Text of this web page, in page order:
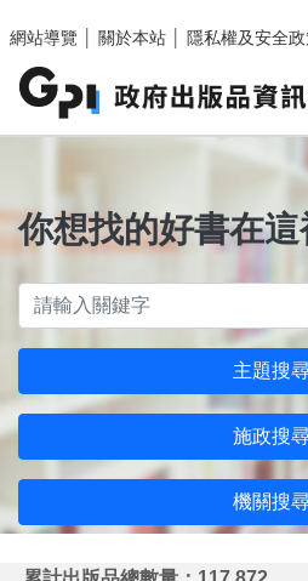
網站導覽
關於本站 隱私權及安全
你想找的好書在這
主題搜
施政搜
機關搜